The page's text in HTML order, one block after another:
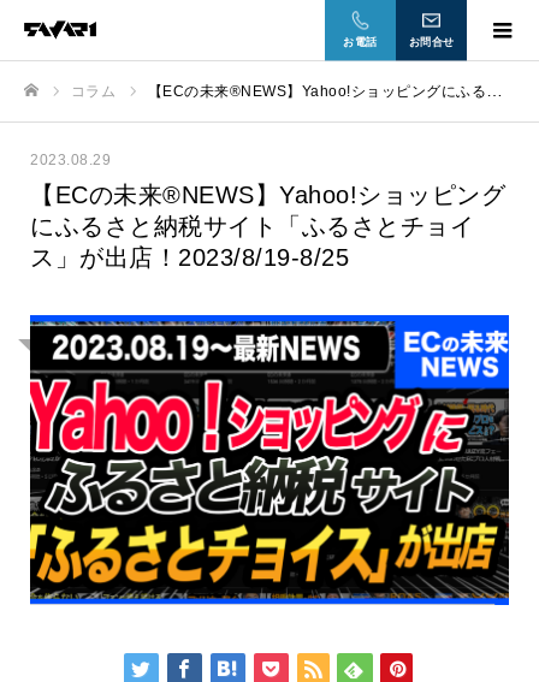
お電話 お問合せ
コラム 【ECの未来®NEWS】Yahoo!ショッピングにふるさと納税サイト「ふるさとチョイス」が出店！2023/8/19-8/25
2023.08.29
【ECの未来®NEWS】Yahoo!ショッピング
にふるさと納税サイト「ふるさとチョイ
ス」が出店！2023/8/19-8/25